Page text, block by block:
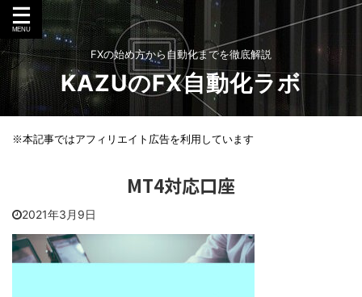
FXの始め方から自動化までを徹底解説
KAZUのFX自動化ラボ
※本記事ではアフィリエイト広告を利用しています
MT4対応口座
2021年3月9日